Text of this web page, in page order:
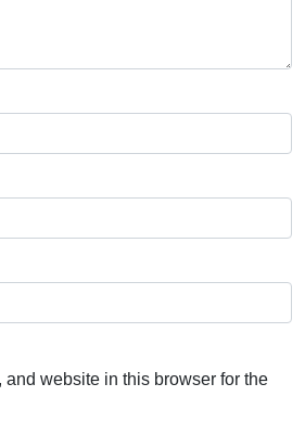
and website in this browser for the